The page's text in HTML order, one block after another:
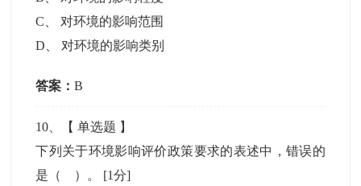
C
对环境的影响范围
D
对环境的影响类别
答案：B
10 、【单选题 】
下列关于环境影响评价政策要求的表述中，错误的
是（ ）。 [1分]